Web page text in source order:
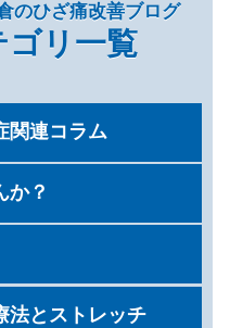
のひざ痛改善ブログ
ゴリ一覧
関連コラム
か？
法とストレッチ